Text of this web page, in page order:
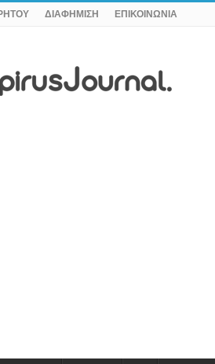
ΔΙΑΦΗΜΙΣΗ ΕΠΙΚΟΙΝΩΝΙΑ